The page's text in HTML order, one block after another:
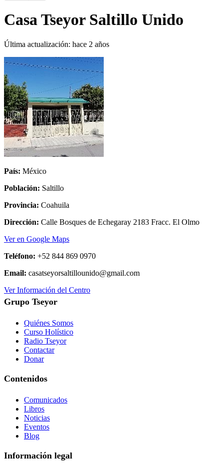
Casa Tseyor Saltillo Unido
Última actualización: hace 2 años
País: México
Población: Saltillo
Provincia: Coahuila
Dirección: Calle Bosques de Echegaray 2183 Fracc. El Olmo
Ver en Google Maps
Teléfono: +52 844 869 0970
Email: casatseyorsaltillounido@gmail.com
Ver Información del Centro
Grupo Tseyor
Quiénes Somos
Curso Holístico
Radio Tseyor
Contactar
Donar
Contenidos
Comunicados
Libros
Noticias
Eventos
Blog
Información legal